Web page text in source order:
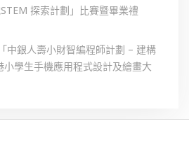
STEM 探索計劃」比賽暨畢業禮
中銀人壽小財智編程師計劃 – 建構
學生手機應用程式設計及繪畫大